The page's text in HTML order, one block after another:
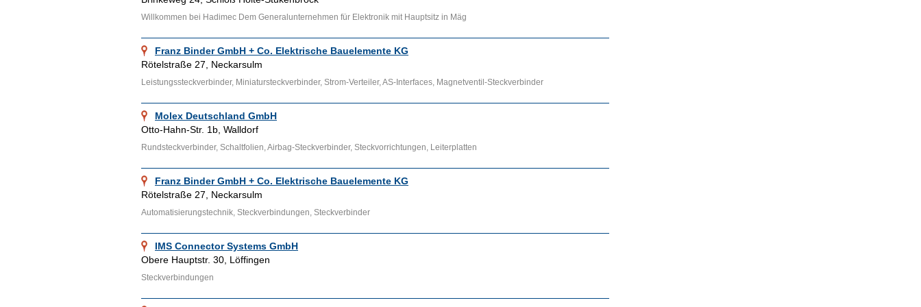
Willkommen bei Hadimec Dem Generalunternehmen für Elektronik mit Hauptsitz in Mäg
Franz Binder GmbH + Co. Elektrische Bauelemente KG
Rötelstraße 27, Neckarsulm
Leistungssteckverbinder, Miniatursteckverbinder, Strom-Verteiler, AS-Interfaces, Magnetventil-Steckverbinder
Molex Deutschland GmbH
Otto-Hahn-Str. 1b, Walldorf
Rundsteckverbinder, Schaltfolien, Airbag-Steckverbinder, Steckvorrichtungen, Leiterplatten
Franz Binder GmbH + Co. Elektrische Bauelemente KG
Rötelstraße 27, Neckarsulm
Automatisierungstechnik, Steckverbindungen, Steckverbinder
IMS Connector Systems GmbH
Obere Hauptstr. 30, Löffingen
Steckverbindungen